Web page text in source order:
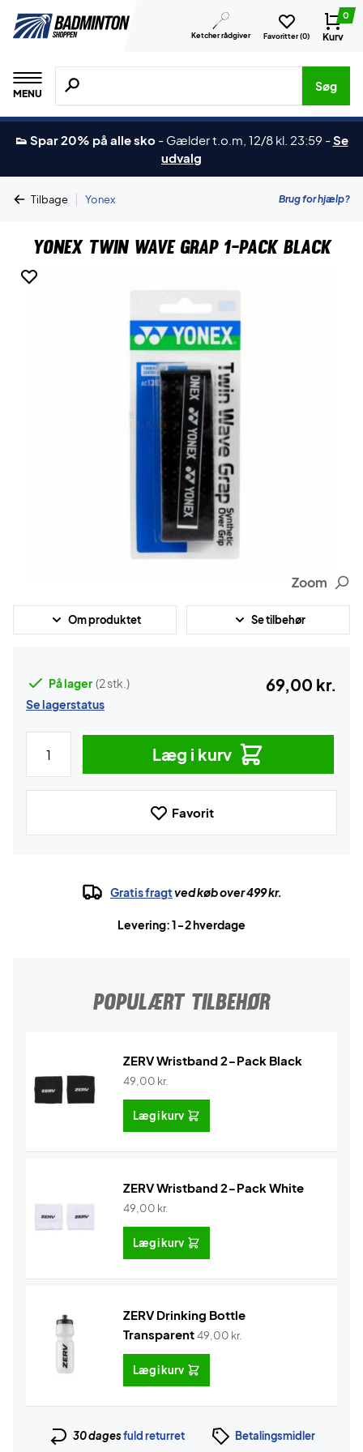
Ketcher rådgiver Favoritter (0)
0
Kurv
MENU
Søg efter produkter, mærker etc.
Søg
👟 Spar 20% på alle sko - Gælder t.o.m, 12/8 kl. 23:59 -Se
udvalg
Tilbage | Yonex Brug for hjælp?
Yonex Twin Wave Grap 1-Pack Black
Zoom
Om produktet Se tilbehør
På lager (2 stk.)
Se lagerstatus
69,00 kr.
Læg i kurv
Favorit
Gratis fragtved køb over 499 kr.
Levering: 1-2 hverdage
POPULÆRT TILBEHØR
ZERV Wristband 2-Pack Black
49,00 kr.
Læg i kurv
ZERV Wristband 2-Pack White
49,00 kr.
Læg i kurv
ZERV Drinking Bottle
Transparent49,00 kr.
Læg i kurv
30 dagesfuld returret Betalingsmidler